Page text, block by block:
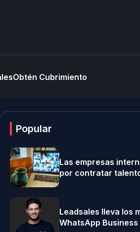
Obtén Cubrimiento
Popular
Las empresas
por contratar
Leadsales lleva los
WhatsApp